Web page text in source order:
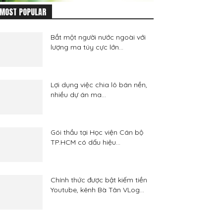
MOST POPULAR
Bắt một người nước ngoài với
lượng ma túy cực lớn...
Lợi dụng việc chia lô bán nền,
nhiều dự án ma...
Gói thầu tại Học viện Cán bộ
TP.HCM có dấu hiệu...
Chính thức được bật kiếm tiền
Youtube, kênh Bà Tân VLog...